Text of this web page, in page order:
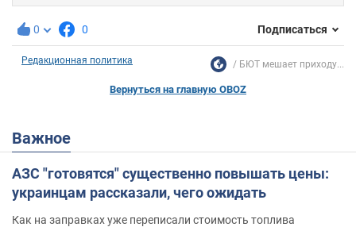
0 0 Подписаться
Редакционная политика БЮТ мешает приходу...
Вернуться на главную OBOZ
Важное
АЗС "готовятся" существенно повышать цены:
украинцам рассказали, чего ожидать
Как на заправках уже переписали стоимость топлива